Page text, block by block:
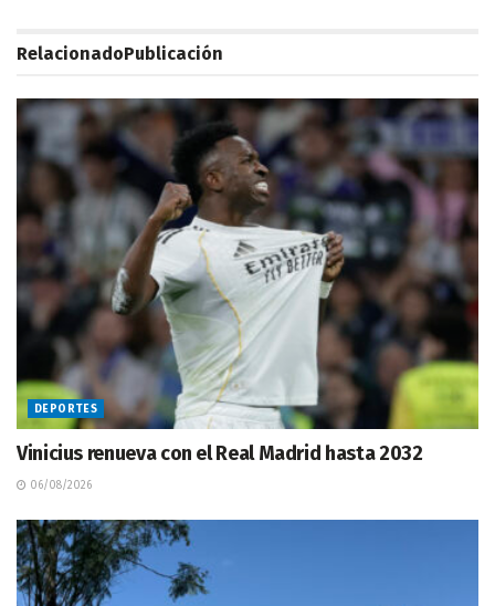
RelacionadoPublicación
DEPORTES
Vinicius renueva con el Real Madrid hasta 2032
06/08/2026